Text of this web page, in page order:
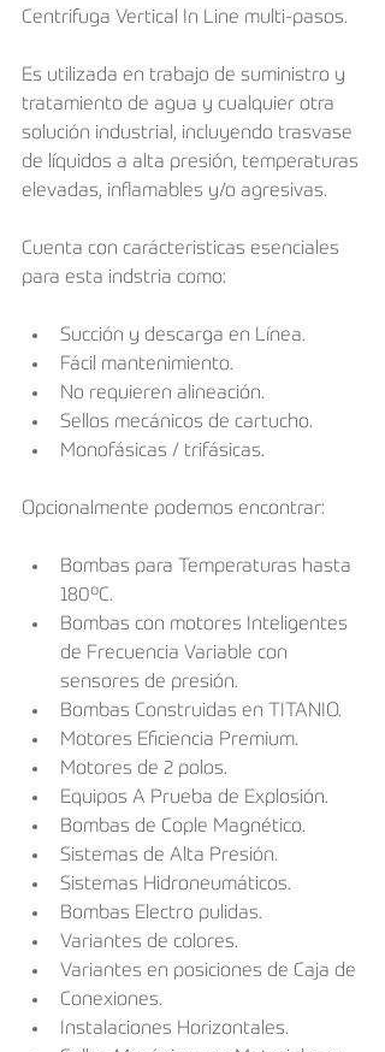
Centrifuga Vertical In Line multi-pasos.
Es utilizada en trabajo de suministro y
tratamiento de agua y cualquier otra
solución industrial, incluyendo trasvase
de líquidos a alta presión, temperaturas
elevadas, inflamables y/o agresivas.
Cuenta con carácteristicas esenciales
para esta indstria como:
Succión y descarga en Línea.
Fácil mantenimiento.
No requieren alineación.
Sellos mecánicos de cartucho.
Monofásicas / trifásicas.
Opcionalmente podemos encontrar:
Bombas para Temperaturas hasta
180ºC.
Bombas con motores Inteligentes
de Frecuencia Variable con
sensores de presión.
Bombas Construidas en TITANIO.
Motores Eﬁciencia Premium.
Motores de 2 polos.
Equipos A Prueba de Explosión.
Bombas de Cople Magnético.
Sistemas de Alta Presión.
Sistemas Hidroneumáticos.
Bombas Electro pulidas.
Variantes de colores.
Variantes en posiciones de Caja de
Conexiones.
Instalaciones Horizontales.